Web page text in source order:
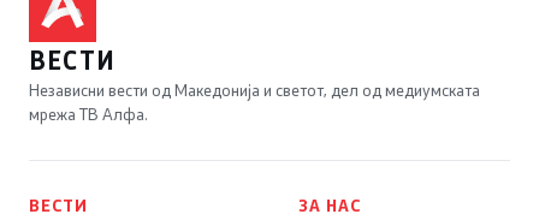
ВЕСТИ
Независни вести од Македонија и светот, дел од медиумската
мрежа ТВ Алфа.
ВЕСТИ ЗА НАС